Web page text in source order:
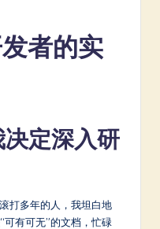
者的实
定深入研
打多年的人，我坦白地
有可无”的文档，忙碌